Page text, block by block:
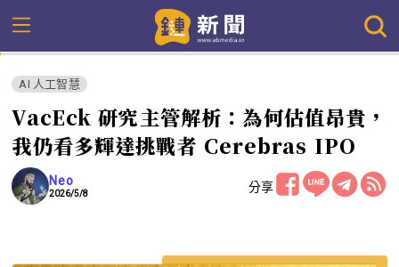
AI 人工智慧
VacEck 研究主管解析：為何估值昂貴，
我仍看多輝達挑戰者 Cerebras IPO
Neo
2026/5/8 分享